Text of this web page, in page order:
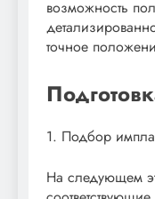
возможность
точное
1. Подбор
На следующем